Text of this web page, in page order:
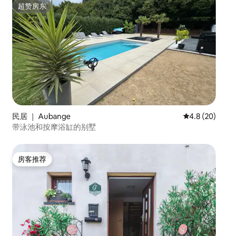
超赞房东
超赞房东
民居 ｜ Aubange 平均评分
4.8 (20)
带泳池和按摩浴缸的别墅
房客推荐
房客推荐